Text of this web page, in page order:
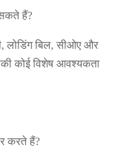
हैं?
लोडिंग बिल, सीओए और
कोई विशेष आवश्यकता
करते हैं?